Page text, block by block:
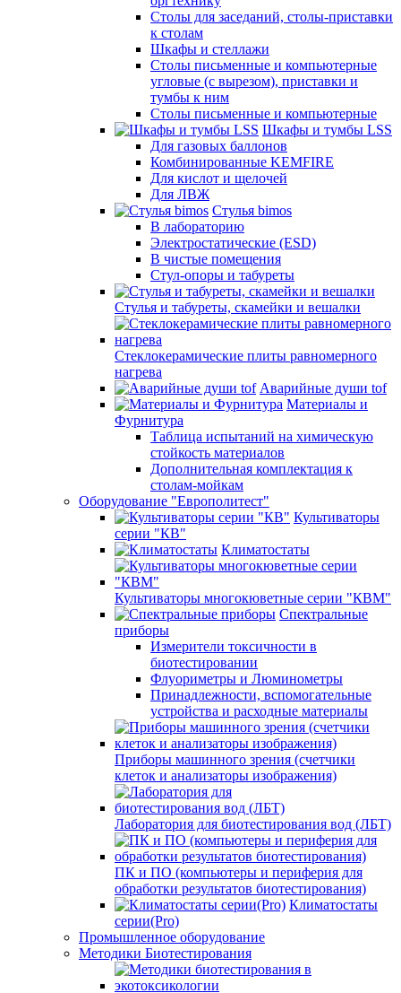
Столы для заседаний, столы-приставки
к столам
Шкафы и стеллажи
Столы письменные и компьютерные
угловые (с вырезом), приставки и
тумбы к ним
Столы письменные и компьютерные
Шкафы и тумбы LSS
Для газовых баллонов
Комбинированные KEMFIRE
Для кислот и щелочей
Для ЛВЖ
Стулья bimos
В лабораторию
Электростатические (ESD)
В чистые помещения
Стул-опоры и табуреты
Стулья и табуреты, скамейки и вешалки
Стеклокерамические плиты равномерного
нагрева
Аварийные души tof
Материалы и
Фурнитура
Таблица испытаний на химическую
стойкость материалов
Дополнительная комплектация к
столам-мойкам
Оборудование "Европолитест"
Культиваторы
серии "КВ"
Климатостаты
Культиваторы многокюветные серии "КВМ"
Спектральные
приборы
Измерители токсичности в
биотестировании
Флуориметры и Люминометры
Принадлежности, вспомогательные
устройства и расходные материалы
Приборы машинного зрения (счетчики
клеток и анализаторы изображения)
Лаборатория для биотестирования вод (ЛБТ)
ПК и ПО (компьютеры и периферия для
обработки результатов биотестирования)
Климатостаты
серии(Pro)
Промышленное оборудование
Методики Биотестирования